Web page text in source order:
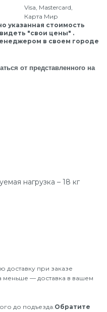
Visa, Mastercard,
Карта Мир
указанная стоимость
"свои цены" .
в своем городе
от представленного на
нагрузка – 18 кг
доставку при заказе
меньше — доставка в вашем
до подъезда.Обратите